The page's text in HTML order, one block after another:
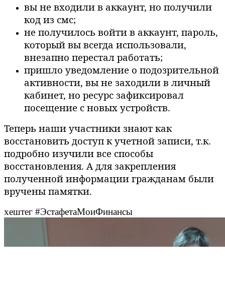
вы не входили в аккаунт, но получили
код из смс;
не получилось войти в аккаунт, пароль,
который вы всегда использовали,
внезапно перестал работать;
пришло уведомление о подозрительной
активности, вы не заходили в личный
кабинет, но ресурс зафиксировал
посещение с новых устройств.
Теперь наши участники знают как
восстановить доступ к учетной записи, т.к.
подробно изучили все способы
восстановления. А для закрепления
полученной информации гражданам были
вручены памятки.
хештег #ЭстафетаМоиФинансы